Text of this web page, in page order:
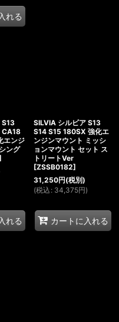
れる
S13
CA18
エンジ
ング
れる
SILVIA シルビア S13
S14 S15 180SX 強化エ
ンジンマウント ミッシ
ョンマウント セット ス
トリートVer
[ZSSB0182]
31,250円(税別)
(税込 : 34,375円)
カートに入れる